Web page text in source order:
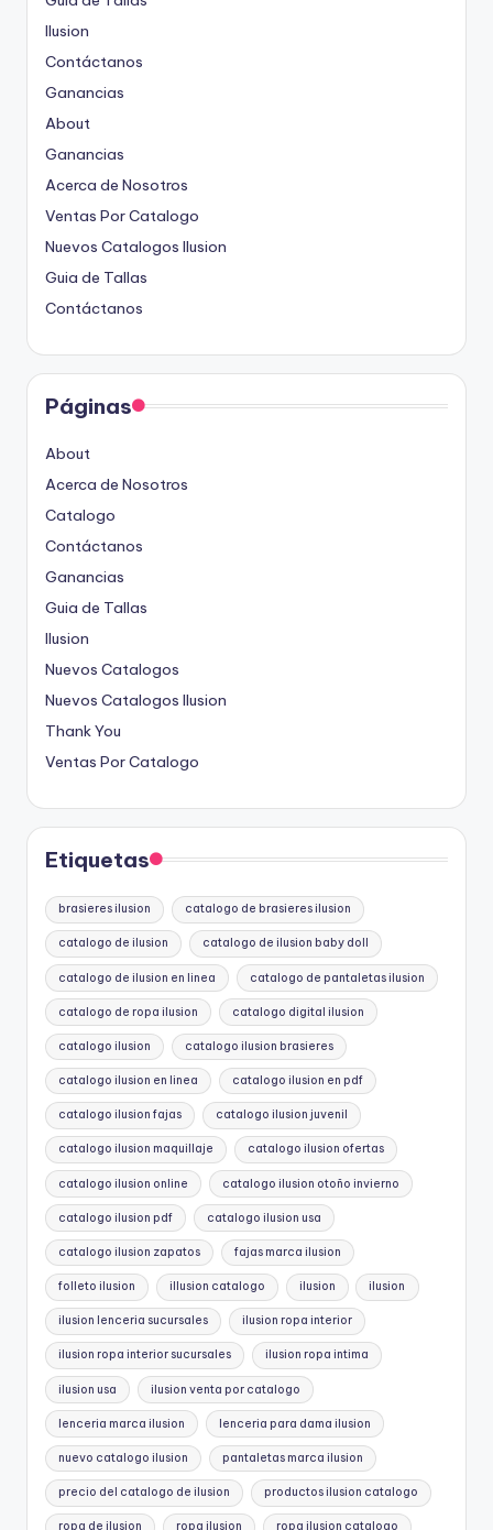
Ilusion
Contáctanos
Ganancias
About
Ganancias
Acerca de Nosotros
Ventas Por Catalogo
Nuevos Catalogos Ilusion
Guia de Tallas
Contáctanos
Páginas
About
Acerca de Nosotros
Catalogo
Contáctanos
Ganancias
Guia de Tallas
Ilusion
Nuevos Catalogos
Nuevos Catalogos Ilusion
Thank You
Ventas Por Catalogo
Etiquetas
brasieres ilusion catalogo de brasieres ilusion
catalogo de ilusion catalogo de ilusion baby doll
catalogo de ilusion en linea catalogo de pantaletas ilusion
catalogo de ropa ilusion catalogo digital ilusion
catalogo ilusion catalogo ilusion brasieres
catalogo ilusion en linea catalogo ilusion en pdf
catalogo ilusion fajas catalogo ilusion juvenil
catalogo ilusion maquillaje catalogo ilusion ofertas
catalogo ilusion online catalogo ilusion otoño invierno
catalogo ilusion pdf catalogo ilusion usa
catalogo ilusion zapatos fajas marca ilusion
folleto ilusion illusion catalogo ilusion ilusion
ilusion lenceria sucursales ilusion ropa interior
ilusion ropa interior sucursales ilusion ropa intima
ilusion usa ilusion venta por catalogo
lenceria marca ilusion lenceria para dama ilusion
nuevo catalogo ilusion pantaletas marca ilusion
precio del catalogo de ilusion productos ilusion catalogo
ropa de ilusion ropa ilusion ropa ilusion catalogo